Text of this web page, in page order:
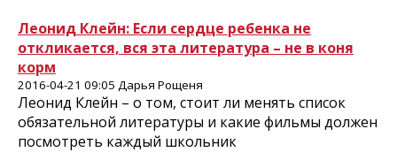
Леонид Клейн: Если сердце ребенка не
откликается, вся эта литература – не в коня
корм
2016-04-21 09:05 Дарья Рощеня
Леонид Клейн – о том, стоит ли менять список
обязательной литературы и какие фильмы должен
посмотреть каждый школьник